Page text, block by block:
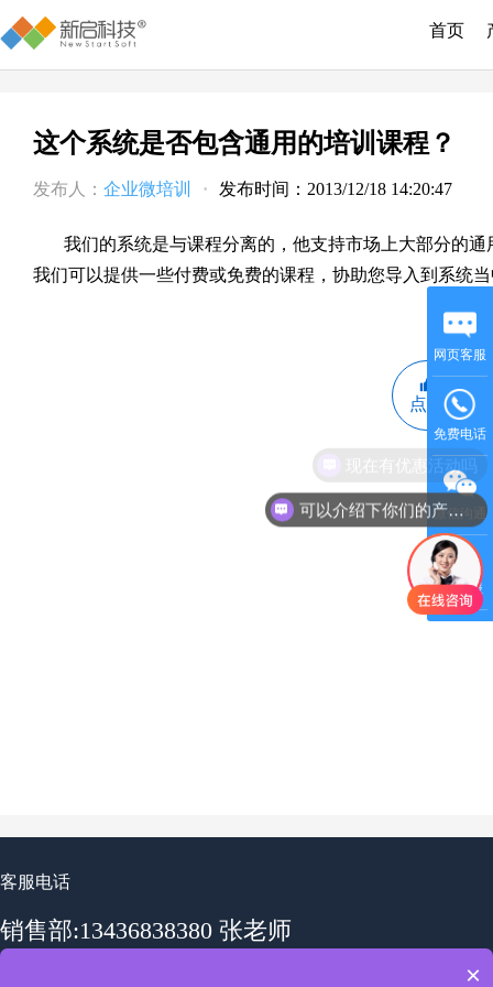
首页
这个系统是否包含通用的培训课程？
发布人： 企业微培训 · 发布时间：2013/12/18 14:20:47
我们的系统是与课程分离的，他支持市场上大部分的
我们可以提供一些付费或免费的课程，协助您导入到系统
点赞
客服电话
销售部:13436838380 张老师
网页客服
免费电话
微信沟通
QQ客服
可以介绍下你们的产品么
×